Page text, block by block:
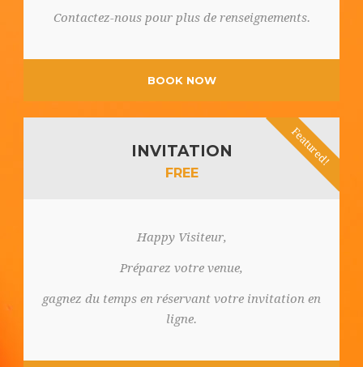
Contactez-nous pour plus de renseignements.
BOOK NOW
INVITATION
FREE
Featured!
Happy Visiteur,
Préparez votre venue,
gagnez du temps en réservant votre invitation en
ligne.